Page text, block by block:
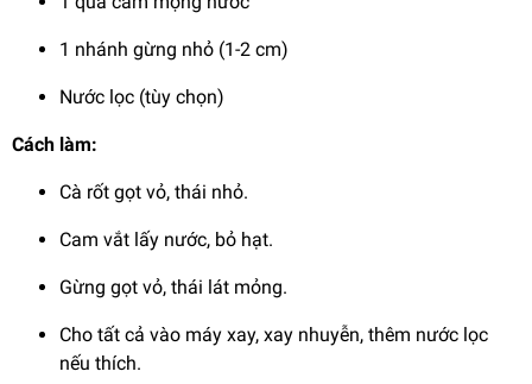
1 nhánh gừng nhỏ (1-2 cm)
Nước lọc (tùy chọn)
Cách làm:
Cà rốt gọt vỏ, thái nhỏ.
Cam vắt lấy nước, bỏ hạt.
Gừng gọt vỏ, thái lát mỏng.
Cho tất cả vào máy xay, xay nhuyễn, thêm nước lọc
nếu thích.